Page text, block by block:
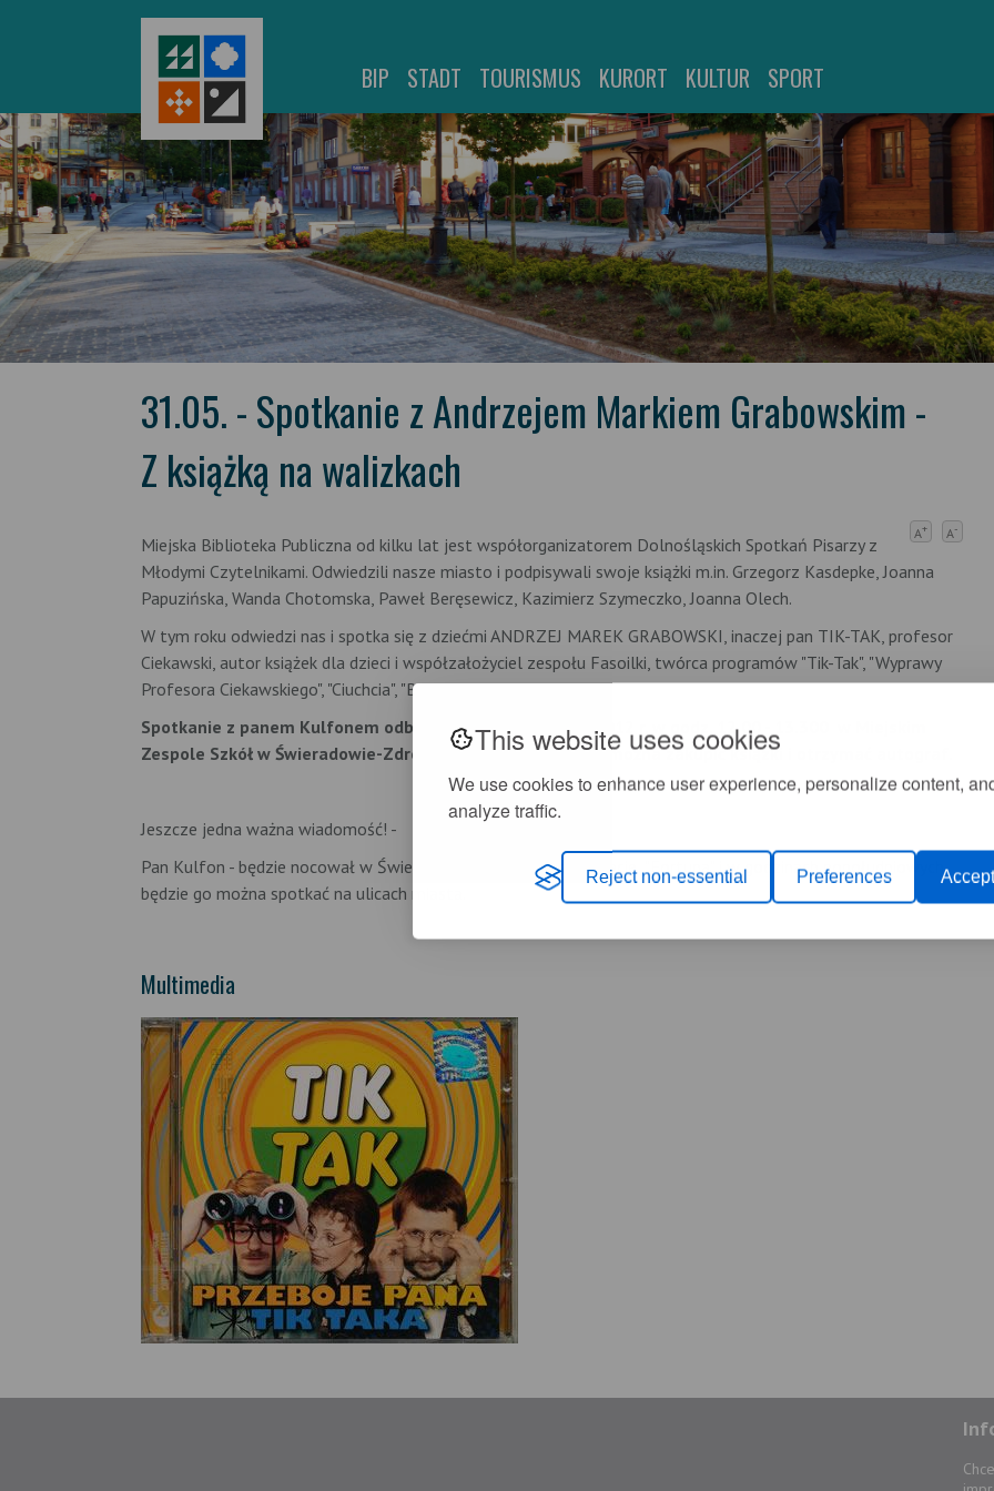
This website uses cookies
We use cookies to enhance user experience, personalize content,
analyze traffic.
Reject non-essential Preferences Accept
BIP STADT TOURISMUS KURORT KULTUR SPORT
31.05. - Spotkanie z Andrzejem Markiem Grabowskim -
Z książką na walizkach
A+ A-
Miejska Biblioteka Publiczna od kilku lat jest współorganizatorem Dolnośląskich Spotkań Pisarzy z
Młodymi Czytelnikami. Odwiedzili nasze miasto i podpisywali swoje książki m.in. Grzegorz Kasdepke, Joanna
Papuzińska, Wanda Chotomska, Paweł Beręsewicz, Kazimierz Szymeczko, Joanna Olech.
W tym roku odwiedzi nas i spotka się z dziećmi ANDRZEJ MAREK GRABOWSKI, inaczej pan TIK-TAK, profesor
Ciekawski, autor książek dla dzieci i współzałożyciel zespołu Fasoilki, twórca programów "Tik-Tak", "Wyprawy
Profesora Ciekawskiego", "Ciuchcia", "Budzik".
Spotkanie z panem Kulfonem odbędzie się dnia 31 maja 2012 r. w godz. 12.00 - 13.300 w Miejskim
Zespole Szkół w Świeradowie-Zdroju. Po spotkaniu będzie można zakupić ksiązki i otrzymać autograf.
Jeszcze jedna ważna wiadomość! -
Pan Kulfon - będzie nocował w Świeradowie-Zdroju w Pensjonacie "Fortuna" i w godzinach popołudniowych
będzie go można spotkać na ulicach miasta.
Multimedia